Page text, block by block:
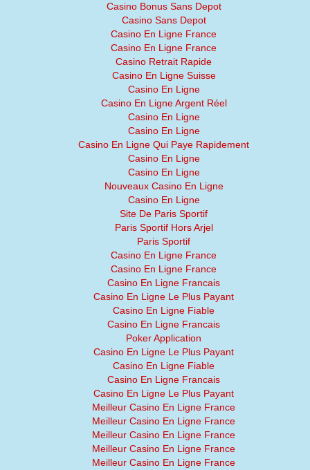
Casino Bonus Sans Depot
Casino Sans Depot
Casino En Ligne France
Casino En Ligne France
Casino Retrait Rapide
Casino En Ligne Suisse
Casino En Ligne
Casino En Ligne Argent Réel
Casino En Ligne
Casino En Ligne
Casino En Ligne Qui Paye Rapidement
Casino En Ligne
Casino En Ligne
Nouveaux Casino En Ligne
Casino En Ligne
Site De Paris Sportif
Paris Sportif Hors Arjel
Paris Sportif
Casino En Ligne France
Casino En Ligne France
Casino En Ligne Francais
Casino En Ligne Le Plus Payant
Casino En Ligne Fiable
Casino En Ligne Francais
Poker Application
Casino En Ligne Le Plus Payant
Casino En Ligne Fiable
Casino En Ligne Francais
Casino En Ligne Le Plus Payant
Meilleur Casino En Ligne France
Meilleur Casino En Ligne France
Meilleur Casino En Ligne France
Meilleur Casino En Ligne France
Meilleur Casino En Ligne France